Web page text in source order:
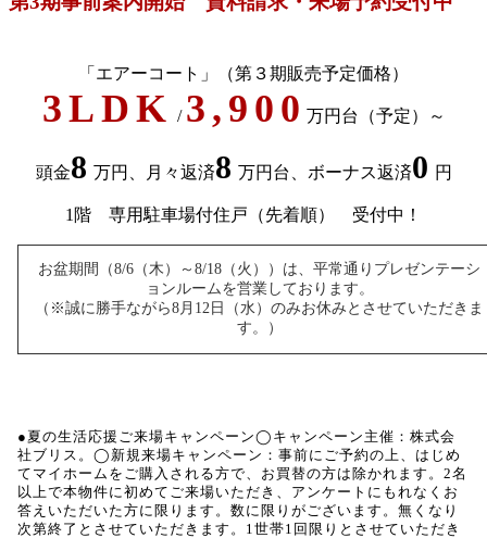
「エアーコート」（第３期販売予定価格）
3LDK / 3,900 万円台（予定）～
頭金8 万円、月々返済8 万円台、ボーナス返済0 円
1階 専用駐車場付住戸（先着順） 受付中！
お盆期間（8/6（木）～8/18（火））は、平常通りプレゼンテーシ
ョンルームを営業しております。
（※誠に勝手ながら8月12日（水）のみお休みとさせていただきま
す。）
●夏の生活応援ご来場キャンペーン◯キャンペーン主催：株式会
社ブリス。◯新規来場キャンペーン：事前にご予約の上、はじめ
てマイホームをご購入される方で、お買替の方は除かれます。2名
以上で本物件に初めてご来場いただき、アンケートにもれなくお
答えいただいた方に限ります。数に限りがございます。無くなり
次第終了とさせていただきます。1世帯1回限りとさせていただき